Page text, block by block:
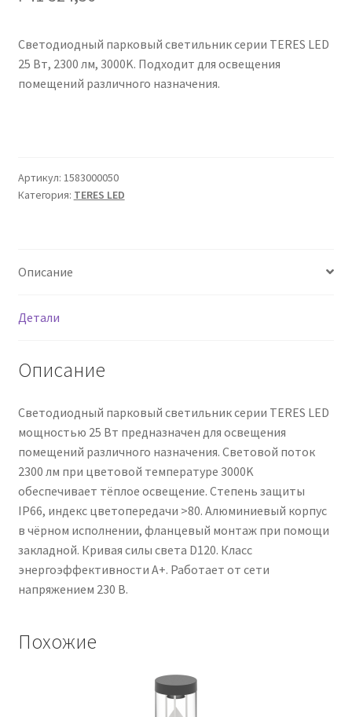
Сертификаты
Таблица выбора вводного щитка
Светодиодный парковый светильник серии TERES LED
25 Вт, 2300 лм, 3000K. Подходит для освещения
помещений различного назначения.
Артикул: 1583000050
Категория: TERES LED
Описание
Детали
Описание
Светодиодный парковый светильник серии TERES LED
мощностью 25 Вт предназначен для освещения
помещений различного назначения. Световой поток
2300 лм при цветовой температуре 3000K
обеспечивает тёплое освещение. Степень защиты
IP66, индекс цветопередачи >80. Алюминиевый корпус
в чёрном исполнении, фланцевый монтаж при помощи
закладной. Кривая силы света D120. Класс
энергоэффективности A+. Работает от сети
напряжением 230 В.
Похожие